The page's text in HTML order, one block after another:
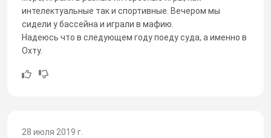
интелектуальные так и спортивные. Вечером мы
сидели у бассейна и играли в мафию.
Надеюсь что в следующем году поеду суда, а именно в
Охту.
28 июля 2019 г.